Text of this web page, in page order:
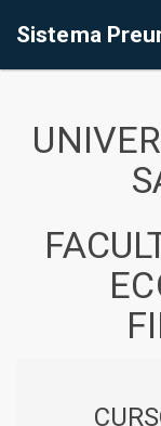
Sistema